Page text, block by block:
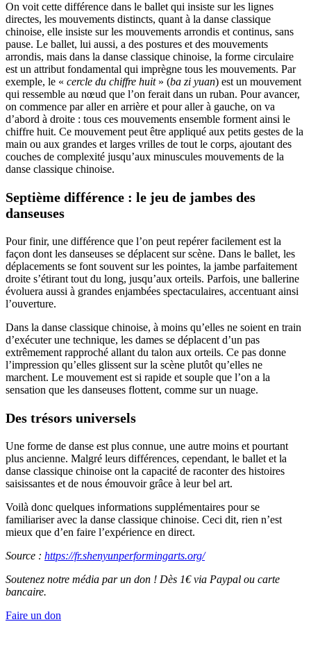
On voit cette différence dans le ballet qui insiste sur les lignes
directes, les mouvements distincts, quant à la danse classique
chinoise, elle insiste sur les mouvements arrondis et continus, sans
pause. Le ballet, lui aussi, a des postures et des mouvements
arrondis, mais dans la danse classique chinoise, la forme circulaire
est un attribut fondamental qui imprègne tous les mouvements. Par
exemple, le « cercle du chiffre huit» (ba zi yuan) est un mouvement
qui ressemble au nœud que l’on ferait dans un ruban. Pour avancer,
on commence par aller en arrière et pour aller à gauche, on va
d’abord à droite : tous ces mouvements ensemble forment ainsi le
chiffre huit. Ce mouvement peut être appliqué aux petits gestes de la
main ou aux grandes et larges vrilles de tout le corps, ajoutant des
couches de complexité jusqu’aux minuscules mouvements de la
danse classique chinoise.
Septième différence : le jeu de jambes des
danseuses
Pour finir, une différence que l’on peut repérer facilement est la
façon dont les danseuses se déplacent sur scène. Dans le ballet, les
déplacements se font souvent sur les pointes, la jambe parfaitement
droite s’étirant tout du long, jusqu’aux orteils. Parfois, une ballerine
évoluera aussi à grandes enjambées spectaculaires, accentuant ainsi
l’ouverture.
Dans la danse classique chinoise, à moins qu’elles ne soient en train
d’exécuter une technique, les dames se déplacent d’un pas
extrêmement rapproché allant du talon aux orteils. Ce pas donne
l’impression qu’elles glissent sur la scène plutôt qu’elles ne
marchent. Le mouvement est si rapide et souple que l’on a la
sensation que les danseuses flottent, comme sur un nuage.
Des trésors universels
Une forme de danse est plus connue, une autre moins et pourtant
plus ancienne. Malgré leurs différences, cependant, le ballet et la
danse classique chinoise ont la capacité de raconter des histoires
saisissantes et de nous émouvoir grâce à leur bel art.
Voilà donc quelques informations supplémentaires pour se
familiariser avec la danse classique chinoise. Ceci dit, rien n’est
mieux que d’en faire l’expérience en direct.
Source : https://fr.shenyunperformingarts.org/
Soutenez notre média par un don ! Dès 1€ via Paypal ou carte
bancaire.
Faire un don